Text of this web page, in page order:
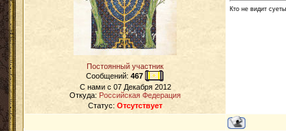
Постоянный участник
Сообщений:467
C нами с 07 Декабря 2012
Откуда: Российская Федерация
Статус:Отсутствует
Кто не видит